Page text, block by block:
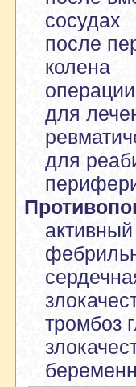
сосудах
после
колена
для
для
тромбоз